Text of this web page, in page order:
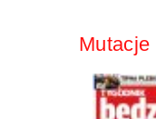
Mutacje